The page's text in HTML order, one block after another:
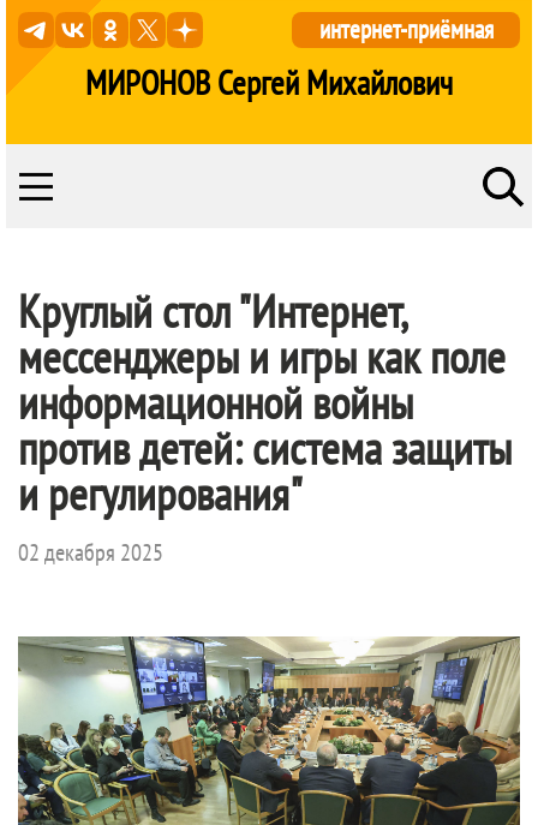
МИРОНОВ Сергей Михайлович
интернет-приёмная
Круглый стол "Интернет,
мессенджеры и игры как поле
информационной войны
против детей: система защиты
и регулирования"
02 декабря 2025